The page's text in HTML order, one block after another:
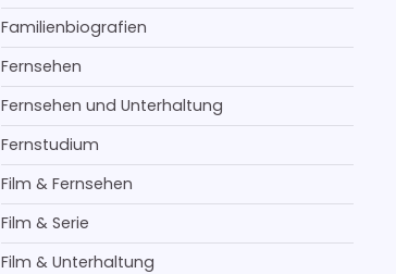
Familienbiografien
Fernsehen
Fernsehen und Unterhaltung
Fernstudium
Film & Fernsehen
Film & Serie
Film & Unterhaltung